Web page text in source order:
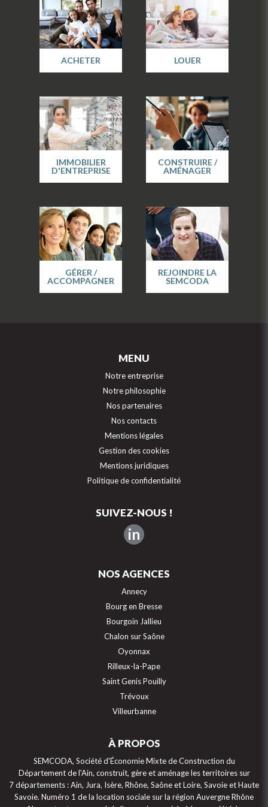
ACHETER LOUER
IMMOBILIER
D'ENTREPRISE
CONSTRUIRE /
AMÉNAGER
GÉRER /
ACCOMPAGNER
REJOINDRE LA
SEMCODA
MENU
Notre entreprise
Notre philosophie
Nos partenaires
Nos contacts
Mentions légales
Gestion des cookies
Mentions juridiques
Politique de confidentialité
SUIVEZ-NOUS !
in
NOS AGENCES
Annecy
Bourg en Bresse
Bourgoin Jallieu
Chalon sur Saône
Oyonnax
Rilleux-la-Pape
Saint Genis Pouilly
Trévoux
Villeurbanne
À PROPOS
SEMCODA, Société d'Économie Mixte de Construction du
Département de l'Ain, construit, gère et aménage les territoires sur
7 départements : Ain, Jura, Isère, Rhône, Saône et Loire, Savoie et Haute
Savoie. Numéro 1 de la location sociale sur la région Auvergne Rhône